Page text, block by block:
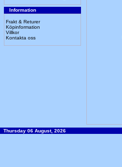
Information
Frakt & Returer
Köpinformation
Villkor
Kontakta oss
Thursday 06 August, 2026